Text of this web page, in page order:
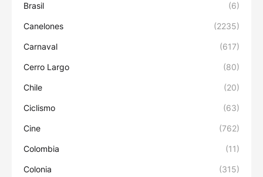
Brasil (6)
Canelones (2235)
Carnaval (617)
Cerro Largo (80)
Chile (20)
Ciclismo (63)
Cine (762)
Colombia (11)
Colonia (315)